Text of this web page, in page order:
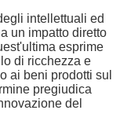
intellettuali ed
un impatto diretto
esprime
di ricchezza e
ai beni prodotti sul
pregiudica
del